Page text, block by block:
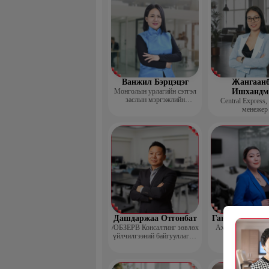
Ванжил Бэрцэцэг
Монголын урлагийн сэтгэл
заслын мэргэжлийн
Central Express,
менежер
Дашдаржаа Отгонбат
/ОБЗЕРВ Консалтинг зөвлөх
үйлчилгээний байгууллагын
Гантөмөр
Ахлах